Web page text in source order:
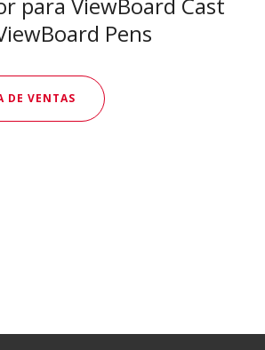
para ViewBoard Cast
Pens
DE VENTAS